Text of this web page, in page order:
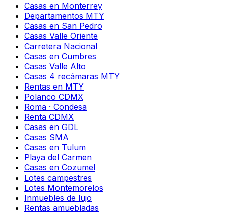
Casas en Monterrey
Departamentos MTY
Casas en San Pedro
Casas Valle Oriente
Carretera Nacional
Casas en Cumbres
Casas Valle Alto
Casas 4 recámaras MTY
Rentas en MTY
Polanco CDMX
Roma · Condesa
Renta CDMX
Casas en GDL
Casas SMA
Casas en Tulum
Playa del Carmen
Casas en Cozumel
Lotes campestres
Lotes Montemorelos
Inmuebles de lujo
Rentas amuebladas